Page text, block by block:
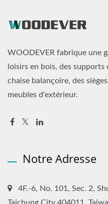
WOODEVER fabrique une
loisirs en bois, des
chaise balançoire, des
meubles d'extérieur.
Notre Adresse
4F.-6, No. 101, Sec. 2,